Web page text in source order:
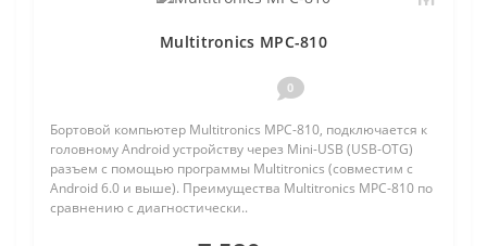
Multitronics MPC-810
0
Бортовой компьютер Multitronics MPC-810, подключается к
головному Android устройству через Mini-USB (USB-OTG)
разъем с помощью программы Multitronics (совместим с
Android 6.0 и выше). Преимущества Multitronics MPC-810 по
сравнению с диагностически..